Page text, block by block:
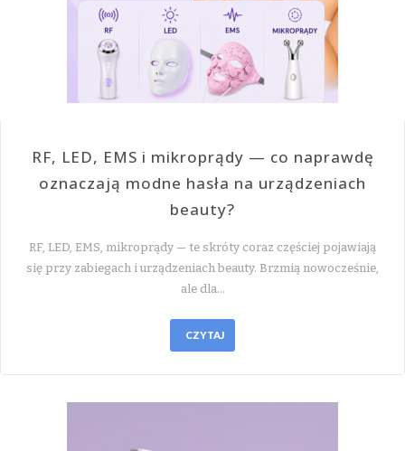
RF, LED, EMS i mikroprądy — co naprawdę
oznaczają modne hasła na urządzeniach
beauty?
RF, LED, EMS, mikroprądy — te skróty coraz częściej pojawiają
się przy zabiegach i urządzeniach beauty. Brzmią nowocześnie,
ale dla…
CZYTAJ